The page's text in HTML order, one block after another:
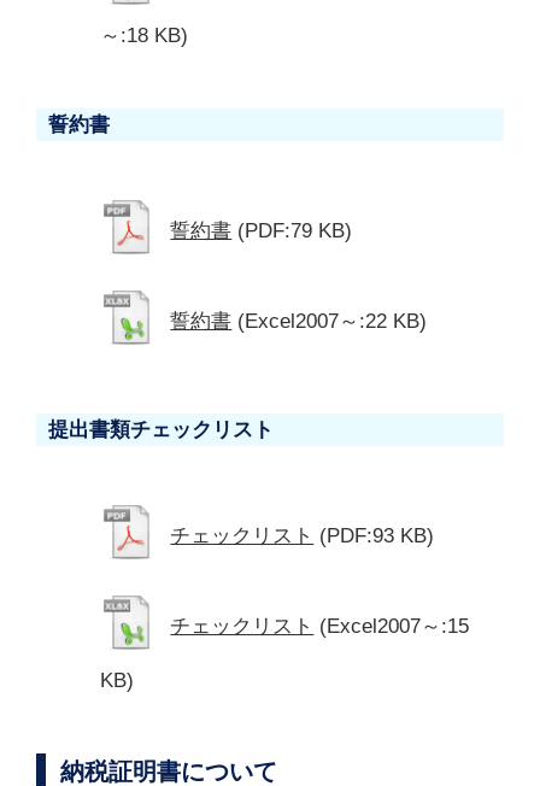
～:18 KB)
誓約書
誓約書 (PDF:79 KB)
誓約書 (Excel2007～:22 KB)
提出書類チェックリスト
チェックリスト (PDF:93 KB)
チェックリスト (Excel2007～:15
KB)
納税証明書について